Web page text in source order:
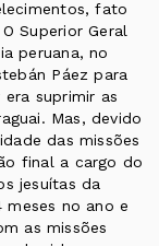
fato
Superior Geral
peruana, no
Páez para
suprimir as
Mas, devido
das missões
final a cargo do
jesuítas da
no ano e
as missões